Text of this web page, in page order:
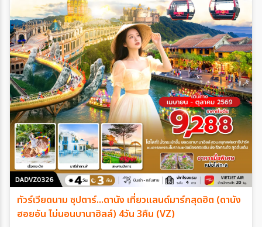
ทัวร์เวียดนาม ซุปตาร์...ดานัง เที่ยวแลนด์มาร์กสุดฮิต (ดานัง
ฮอยอัน ไม่นอนบานาฮิลล์) 4วัน 3คืน (VZ)